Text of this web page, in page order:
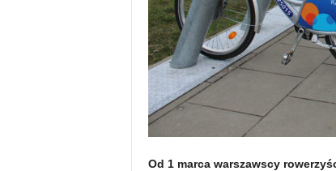
Od 1 marca warszawscy